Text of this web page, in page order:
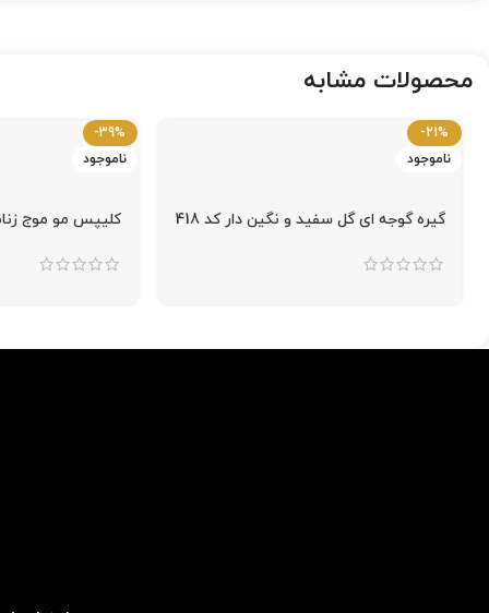
محصولات مشابه
-21%
ناموجود
گیره گوجه ای گل سفید و نگین دار کد 418
-39%
ناموجود
کلیپس مو موج